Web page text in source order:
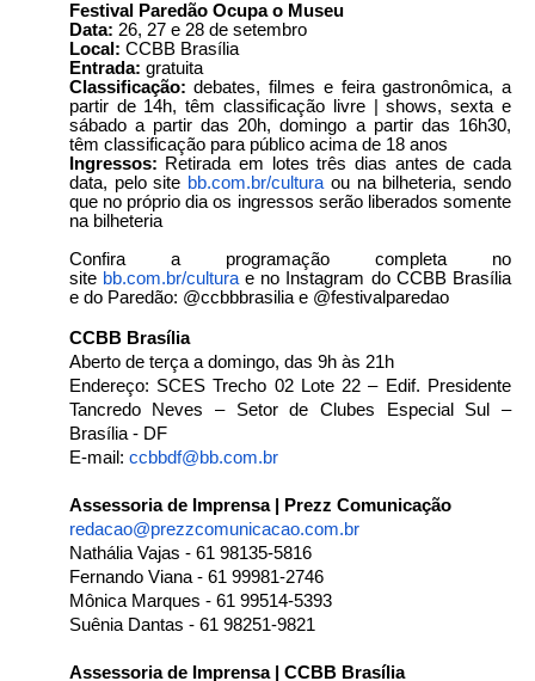
Festival Paredão Ocupa o Museu
Data: 26, 27 e 28 de setembro
Local: CCBB Brasília
Entrada: gratuita
Classificação: debates, filmes e feira gastronômica, a
partir de 14h, têm classificação livre | shows, sexta e
sábado a partir das 20h, domingo a partir das 16h30,
têm classificação para público acima de 18 anos
Ingressos: Retirada em lotes três dias antes de cada
data, pelo site bb.com.br/cultura ou na bilheteria, sendo
que no próprio dia os ingressos serão liberados somente
na bilheteria
Confira a programação completa no
site bb.com.br/culturae no Instagram do CCBB Brasília
e do Paredão: @ccbbbrasilia e @festivalparedao
CCBB Brasília
Aberto de terça a domingo, das 9h às 21h
Endereço: SCES Trecho 02 Lote 22 – Edif. Presidente
Tancredo Neves – Setor de Clubes Especial Sul –
Brasília - DF
E-mail: ccbbdf@bb.com.br
Assessoria de Imprensa | Prezz Comunicação
redacao@prezzcomunicacao.com.br
Nathália Vajas - 61 98135-5816
Fernando Viana - 61 99981-2746
Mônica Marques - 61 99514-5393
Suênia Dantas - 61 98251-9821
Assessoria de Imprensa | CCBB Brasília